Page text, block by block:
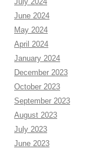
June 2024
May 2024
April 2024
January 2024
December 2023
October 2023
September 2023
August 2023
July 2023
June 2023